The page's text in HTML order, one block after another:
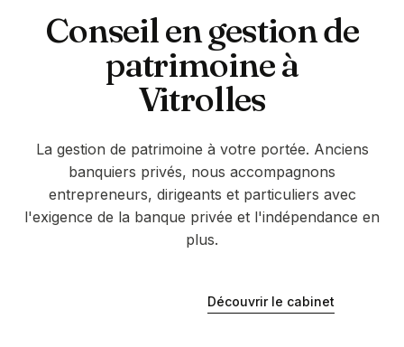
Conseil en gestion de
patrimoine à
Vitrolles
La gestion de patrimoine à votre portée. Anciens
banquiers privés, nous accompagnons
entrepreneurs, dirigeants et particuliers avec
l'exigence de la banque privée et l'indépendance en
plus.
Découvrir le cabinet